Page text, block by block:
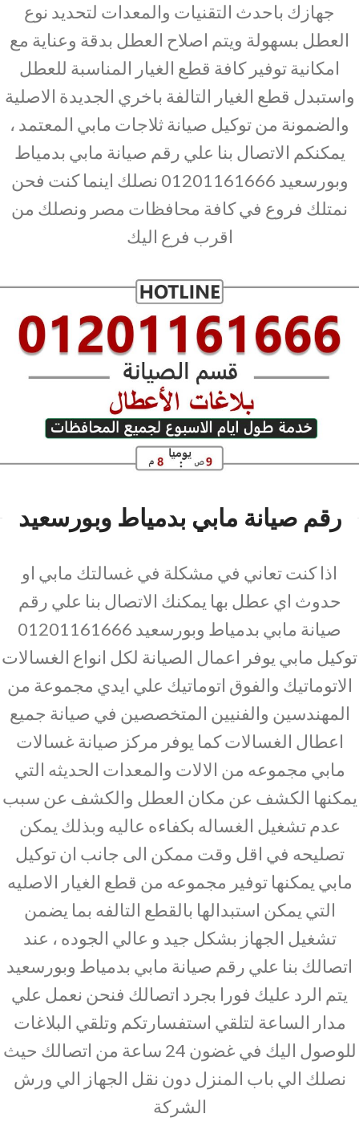
جهازك باحدث التقنيات والمعدات لتحديد نوع
العطل بسهولة ويتم اصلاح العطل بدقة وعناية مع
امكانية توفير كافة قطع الغيار المناسبة للعطل
واستبدل قطع الغيار التالفة باخري الجديدة الاصلية
والضمونة من توكيل صيانة ثلاجات مابي المعتمد ،
يمكنكم الاتصال بنا علي رقم صيانة مابي بدمياط
وبورسعيد 01201161666 نصلك اينما كنت فحن
نمتلك فروع في كافة محافظات مصر ونصلك من
اقرب فرع اليك
رقم صيانة مابي بدمياط وبورسعيد
اذا كنت تعاني في مشكلة في غسالتك مابي او
حدوث اي عطل بها يمكنك الاتصال بنا علي رقم
صيانة مابي بدمياط وبورسعيد 01201161666
توكيل مابي يوفر اعمال الصيانة لكل انواع الغسالات
الاتوماتيك والفوق اتوماتيك علي ايدي مجموعة من
المهندسين والفنيين المتخصصين في صيانة جميع
اعطال الغسالات كما يوفر مركز صيانة غسالات
مابي مجموعه من الالات والمعدات الحديثه التي
يمكنها الكشف عن مكان العطل والكشف عن سبب
عدم تشغيل الغساله بكفاءه عاليه وبذلك يمكن
تصليحه في اقل وقت ممكن الى جانب ان توكيل
مابي يمكنها توفير مجموعه من قطع الغيار الاصليه
التي يمكن استبدالها بالقطع التالفه بما يضمن
تشغيل الجهاز بشكل جيد و عالي الجوده ، عند
اتصالك بنا علي رقم صيانة مابي بدمياط وبورسعيد
يتم الرد عليك فورا بجرد اتصالك فنحن نعمل علي
مدار الساعة لتلقي استفسارتكم وتلقي البلاغات
للوصول اليك في غضون 24 ساعة من اتصالك حيث
نصلك الي باب المنزل دون نقل الجهاز الي ورش
الشركة